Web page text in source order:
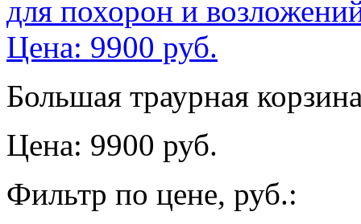
Большая траурная
Цена: 9900 руб.
Фильтр по цене, руб.: